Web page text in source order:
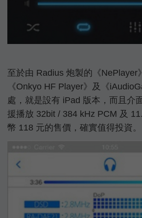
至於由 Radius 炮製的《NePlayer
《Onkyo HF Player》及《
處，就是設有 iPad 版本，而且介
援播放 32bit / 384 kHz PCM 及
幣 118 元的售價，確實值得投資。